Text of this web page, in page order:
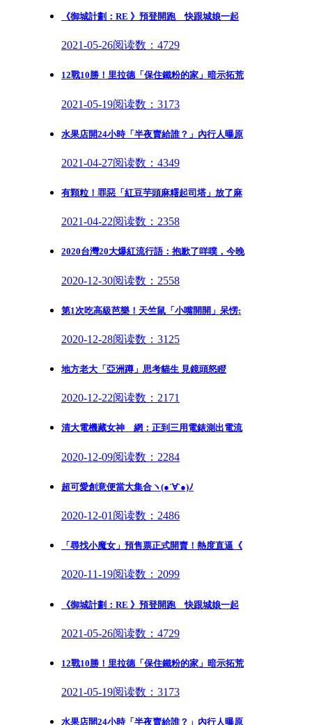
《御城計劃：RE 》預登開跑 快跟城娘一起
2021-05-26阅读数：4729
12戰10勝！里拉德「保住鐵粉的家」暗示拓荒
2021-05-19阅读数：3173
水果店開24小時「半夜賣給誰？」內行人曝原
2021-04-27阅读数：4349
有顆粒！罪惡「紅豆芋頭麻糬起司塔」放了麻
2021-04-22阅读数：2358
2020台灣20大爆紅流行語：抱歉了咩噗，今晚
2020-12-30阅读数：2558
第1次吃高級芭樂！天竺鼠「小嘴開開」呆愣:
2020-12-28阅读数：3125
地方老大「亞洲蹲」思考貓生 見鏡頭怒瞪
2020-12-22阅读数：2171
清大電機藏女神 網：正到三用電錶測出電流
2020-12-09阅读数：2284
超可愛創意便當大集合ヽ(●´∀`●)ﾉ
2020-12-01 阅读数：2486
「尋找小魔女」預售票正式開賣！熱度直逼《
2020-11-19阅读数：2099
《御城計劃：RE 》預登開跑 快跟城娘一起
2021-05-26阅读数：4729
12戰10勝！里拉德「保住鐵粉的家」暗示拓荒
2021-05-19阅读数：3173
水果店開24小時「半夜賣給誰？」內行人曝原